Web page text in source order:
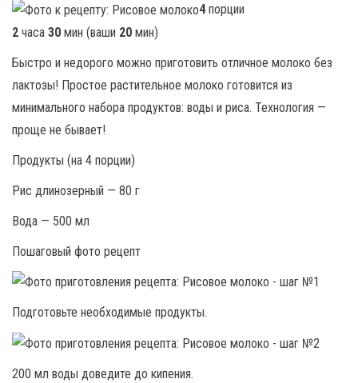
4порции
2 часа 30 мин (ваши 20 мин)
Быстро и недорого можно приготовить отличное молоко без
лактозы! Простое растительное молоко готовится из
минимального набора продуктов: воды и риса. Технология —
проще не бывает!
Продукты (на 4 порции)
Рис длинозерный — 80 г
Вода — 500 мл
Пошаговый фото рецепт
Подготовьте необходимые продукты.
200 мл воды доведите до кипения.